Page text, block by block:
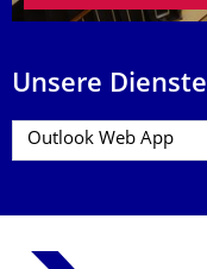
Unsere Dienste